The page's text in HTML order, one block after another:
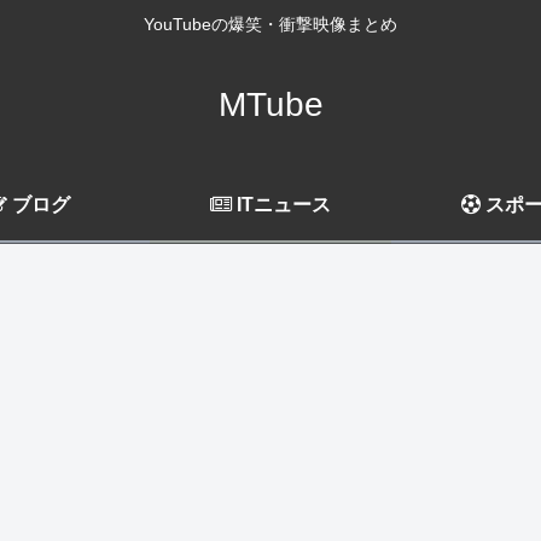
YouTubeの爆笑・衝撃映像まとめ
MTube
ブログ ITニュース スポ